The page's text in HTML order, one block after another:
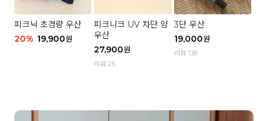
피크닉 초경량 우산
20% 19,900원
피크니크 UV 차단 양
우산
27,900원
리뷰 25
3단 우산
19,000원
리뷰 138